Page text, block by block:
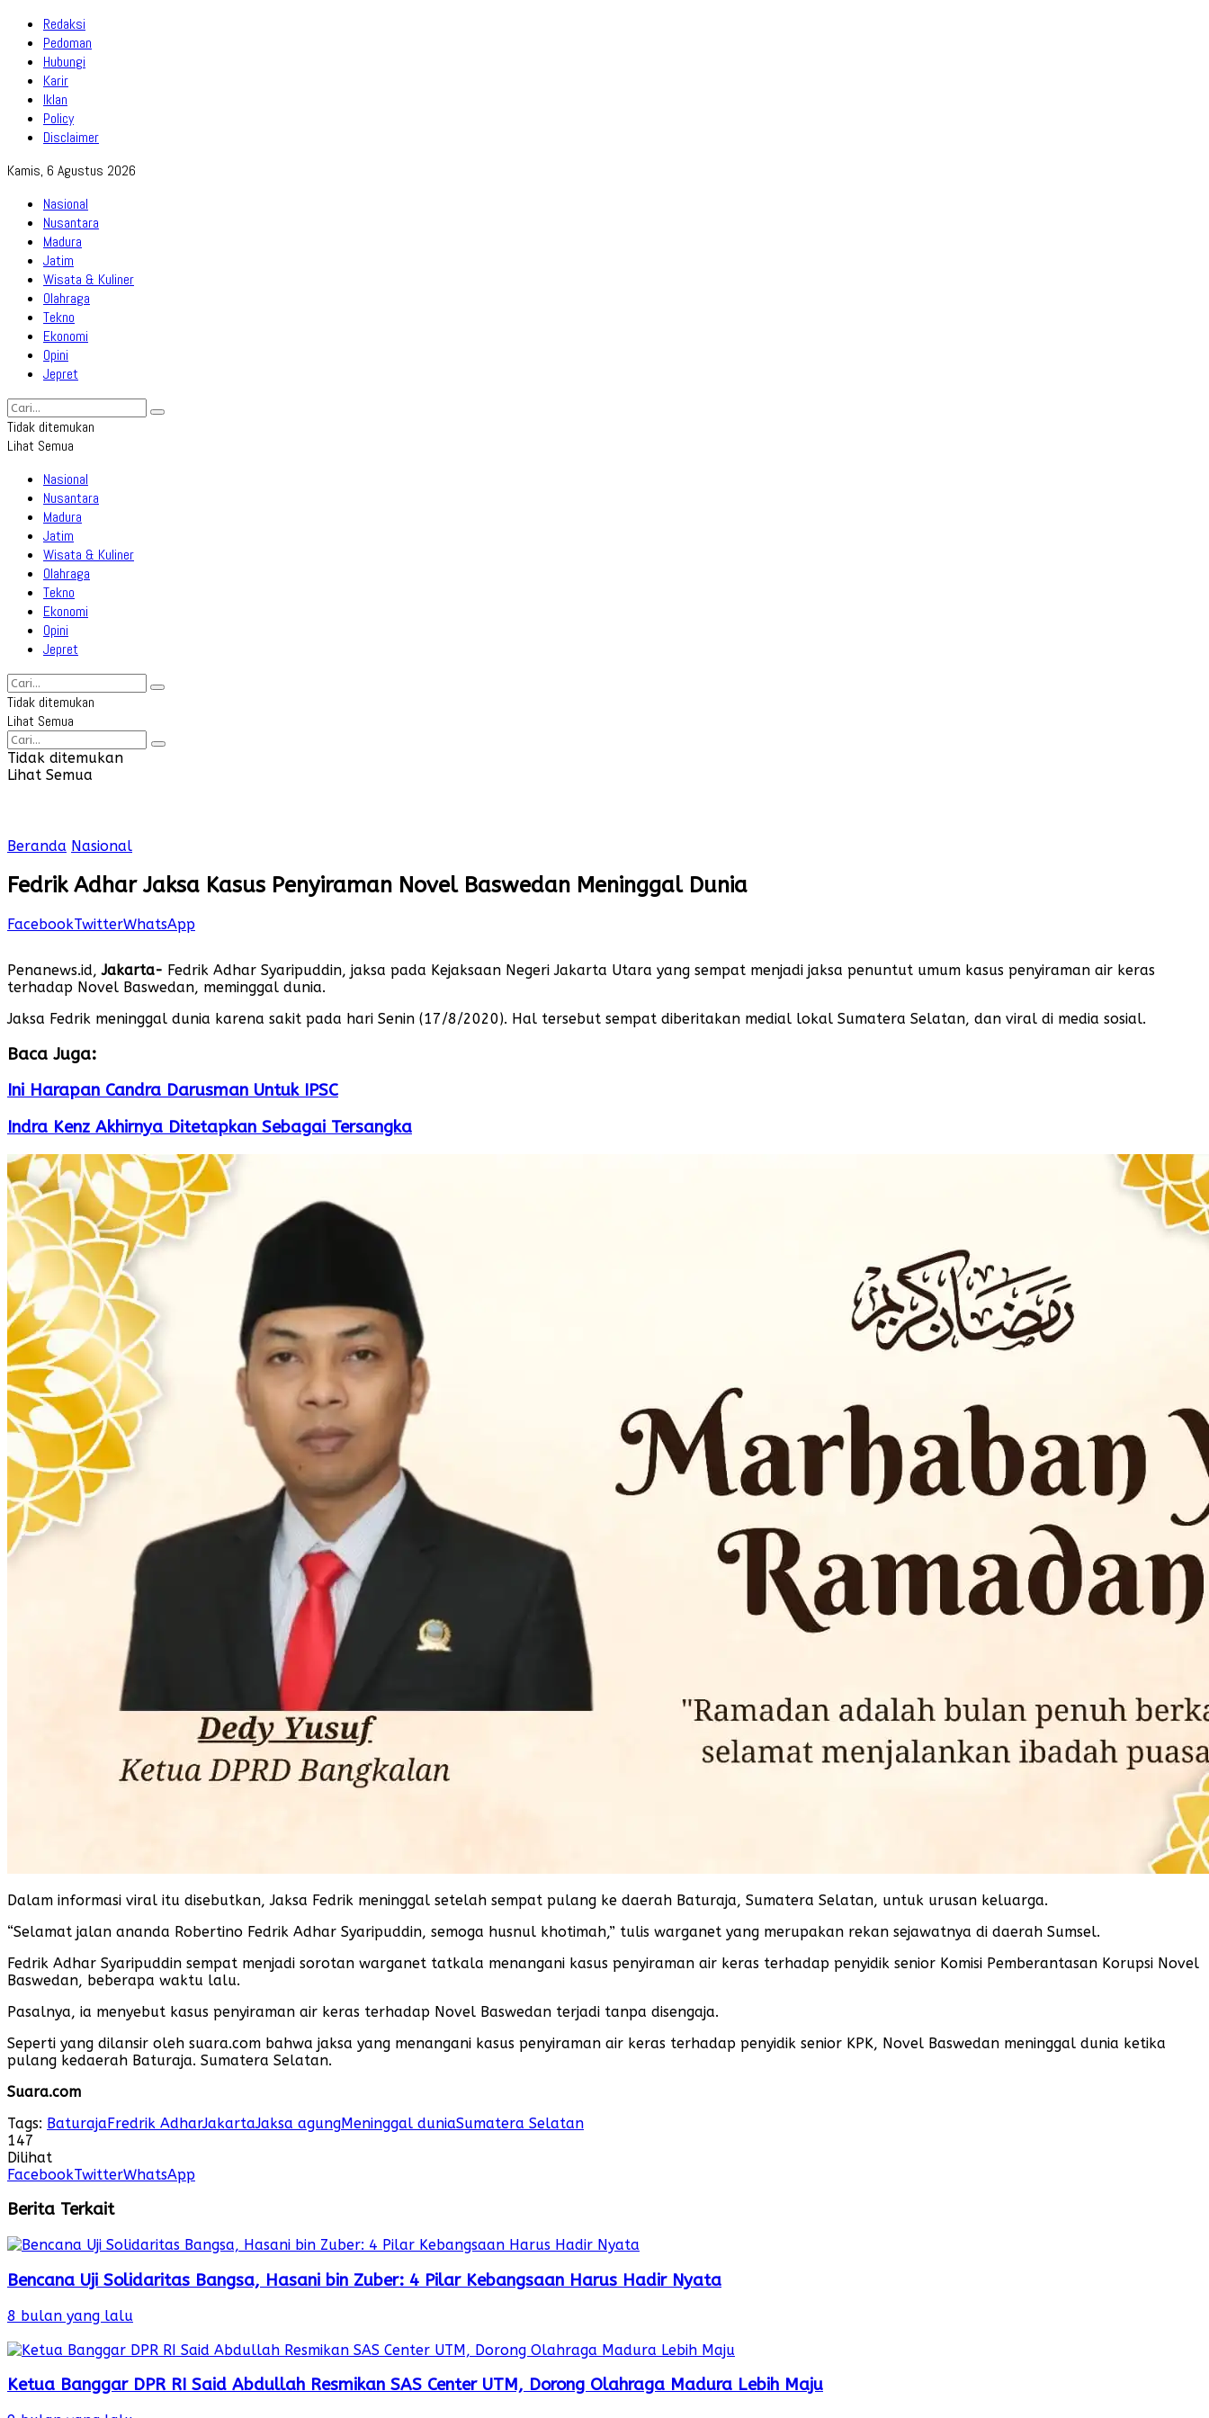
Redaksi
Pedoman
Hubungi
Karir
Iklan
Policy
Disclaimer
Kamis, 6 Agustus 2026
Nasional
Nusantara
Madura
Jatim
Wisata & Kuliner
Olahraga
Tekno
Ekonomi
Opini
Jepret
Tidak ditemukan
Lihat Semua
Nasional
Nusantara
Madura
Jatim
Wisata & Kuliner
Olahraga
Tekno
Ekonomi
Opini
Jepret
Tidak ditemukan
Lihat Semua
Tidak ditemukan
Lihat Semua
Beranda Nasional
Fedrik Adhar Jaksa Kasus Penyiraman Novel Baswedan Meninggal Dunia
FacebookTwitterWhatsApp
Penanews.id,Jakarta- Fedrik Adhar Syaripuddin, jaksa pada Kejaksaan Negeri Jakarta Utara yang sempat menjadi jaksa penuntut umum kasus penyiraman air keras
terhadap Novel Baswedan, meminggal dunia.
Jaksa Fedrik meninggal dunia karena sakit pada hari Senin (17/8/2020). Hal tersebut sempat diberitakan medial lokal Sumatera Selatan, dan viral di media sosial.
Baca Juga:
Ini Harapan Candra Darusman Untuk IPSC
Indra Kenz Akhirnya Ditetapkan Sebagai Tersangka
Dalam informasi viral itu disebutkan, Jaksa Fedrik meninggal setelah sempat pulang ke daerah Baturaja, Sumatera Selatan, untuk urusan keluarga.
“Selamat jalan ananda Robertino Fedrik Adhar Syaripuddin, semoga husnul khotimah,” tulis warganet yang merupakan rekan sejawatnya di daerah Sumsel.
Fedrik Adhar Syaripuddin sempat menjadi sorotan warganet tatkala menangani kasus penyiraman air keras terhadap penyidik senior Komisi Pemberantasan Korupsi Novel
Baswedan, beberapa waktu lalu.
Pasalnya, ia menyebut kasus penyiraman air keras terhadap Novel Baswedan terjadi tanpa disengaja.
Seperti yang dilansir oleh suara.com bahwa jaksa yang menangani kasus penyiraman air keras terhadap penyidik senior KPK, Novel Baswedan meninggal dunia ketika
pulang kedaerah Baturaja. Sumatera Selatan.
Suara.com
Tags: BaturajaFredrik AdharJakartaJaksa agungMeninggal duniaSumatera Selatan
147
Dilihat
FacebookTwitterWhatsApp
Berita Terkait
Bencana Uji Solidaritas Bangsa, Hasani bin Zuber: 4 Pilar Kebangsaan Harus Hadir Nyata
8 bulan yang lalu
Ketua Banggar DPR RI Said Abdullah Resmikan SAS Center UTM, Dorong Olahraga Madura Lebih Maju